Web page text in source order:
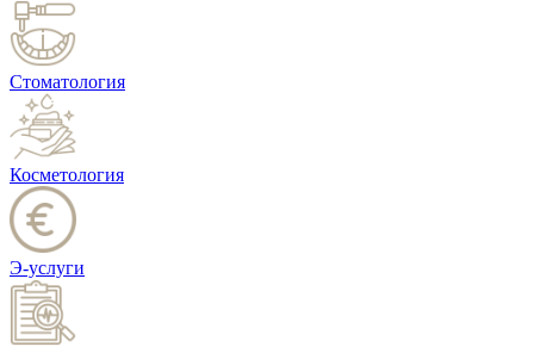
Стоматология
Косметология
Э-услуги